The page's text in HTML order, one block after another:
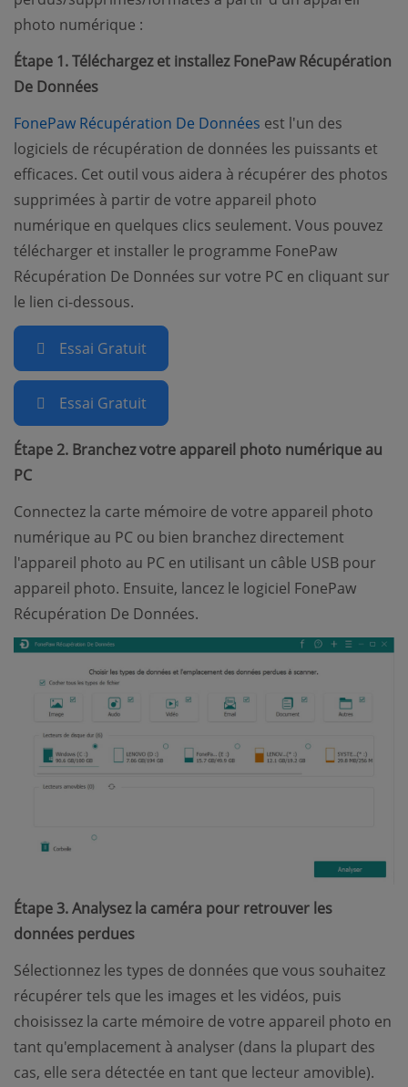
photo numérique :
Étape 1. Téléchargez et installez FonePaw Récupération
De Données
FonePaw Récupération De Données (opens new window)
est l'un des
logiciels de récupération de données les puissants et
efficaces. Cet outil vous aidera à récupérer des photos
supprimées à partir de votre appareil photo
numérique en quelques clics seulement. Vous pouvez
télécharger et installer le programme FonePaw
Récupération De Données sur votre PC en cliquant sur
le lien ci-dessous.
Essai Gratuit
Essai Gratuit
Étape 2. Branchez votre appareil photo numérique au
PC
Connectez la carte mémoire de votre appareil photo
numérique au PC ou bien branchez directement
l'appareil photo au PC en utilisant un câble USB pour
appareil photo. Ensuite, lancez le logiciel FonePaw
Récupération De Données.
Étape 3. Analysez la caméra pour retrouver les
données perdues
Sélectionnez les types de données que vous souhaitez
récupérer tels que les images et les vidéos, puis
choisissez la carte mémoire de votre appareil photo en
tant qu'emplacement à analyser (dans la plupart des
cas, elle sera détectée en tant que lecteur amovible).